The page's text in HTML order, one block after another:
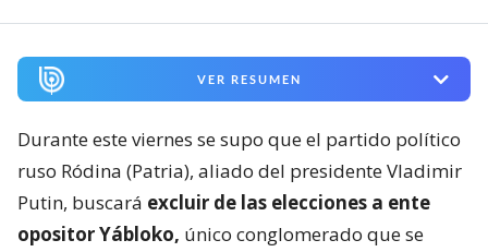
VER RESUMEN
Durante este viernes se supo que el partido político
ruso Ródina (Patria), aliado del presidente Vladimir
Putin, buscará excluir de las elecciones a ente
opositor Yábloko, único conglomerado que se